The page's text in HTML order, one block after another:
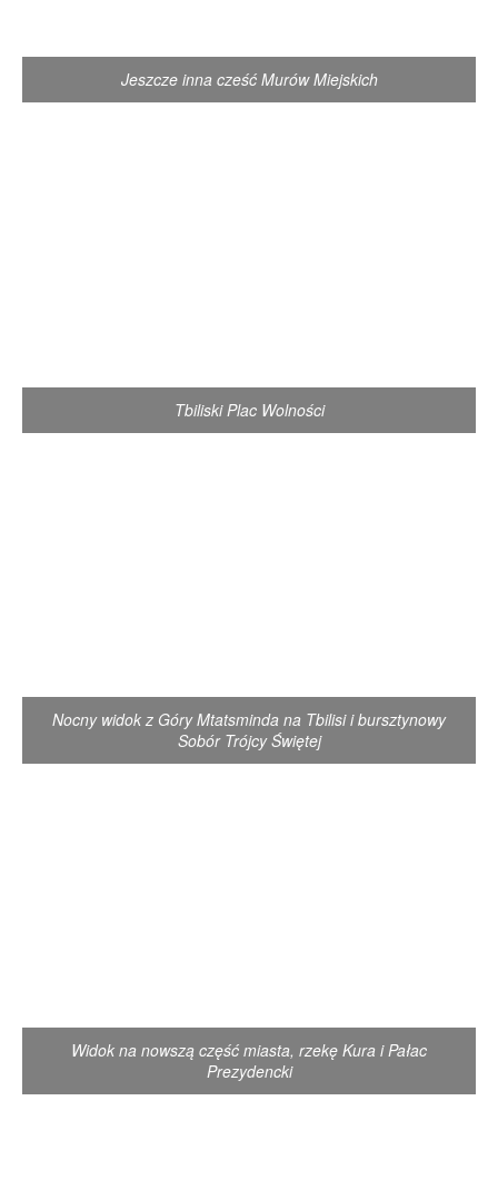
Jeszcze inna cześć Murów Miejskich
Tbiliski Plac Wolności
Nocny widok z Góry Mtatsminda na Tbilisi i bursztynowy
Sobór Trójcy Świętej
Widok na nowszą część miasta, rzekę Kura i Pałac
Prezydencki